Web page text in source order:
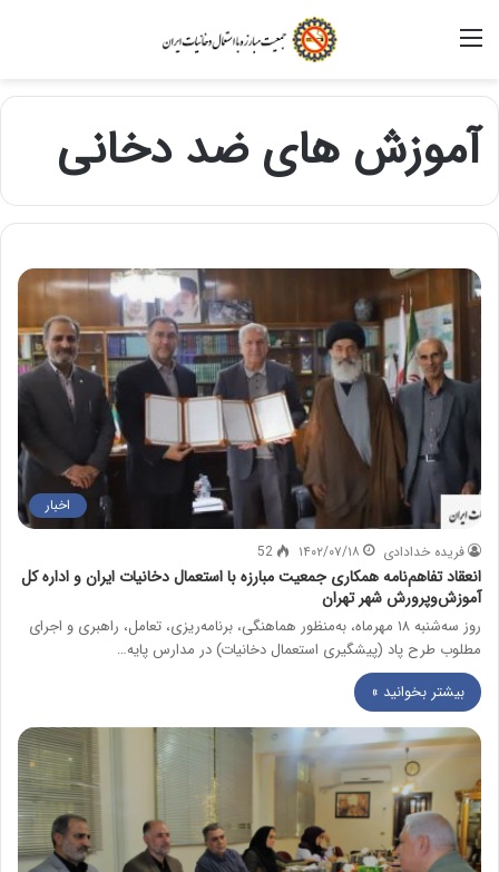
آموزش های ضد دخانی
اخبار
فریده خدادادی ۱۴۰۲/۰۷/۱۸ 52
انعقاد تفاهم‌نامه همکاری جمعیت مبارزه با استعمال دخانیات ایران و اداره کل
آموزش‌وپرورش شهر تهران
روز سه‌شنبه ۱۸ مهرماه، به‌منظور هماهنگی، برنامه‌ریزی، تعامل، راهبری و اجرای
مطلوب طرح پاد (پیشگیری استعمال دخانیات) در مدارس پایه…
بیشتر بخوانید »